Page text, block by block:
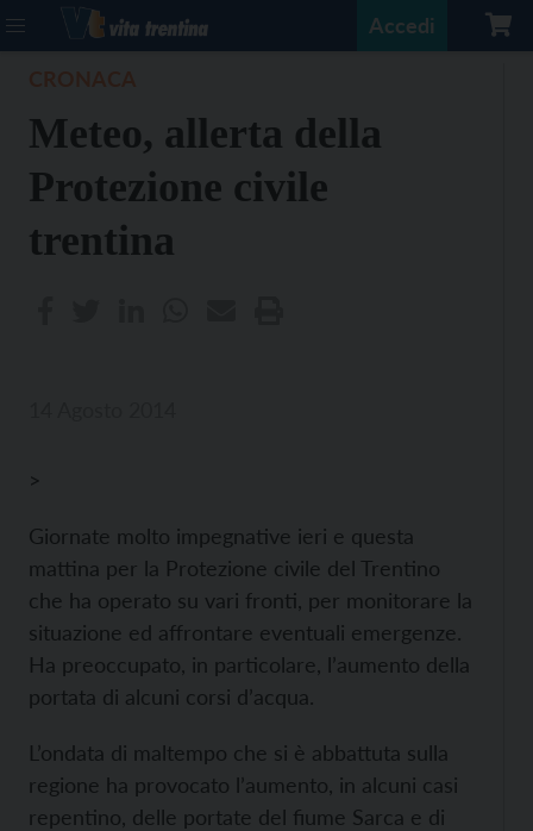
Accedi
Meteo, allerta della
Protezione civile
trentina
>
Giornate molto impegnative ieri e questa
mattina per la Protezione civile del Trentino
che ha operato su vari fronti, per monitorare la
situazione ed affrontare eventuali emergenze.
Ha preoccupato, in particolare, l’aumento della
portata di alcuni corsi d’acqua.
L’ondata di maltempo che si è abbattuta sulla
regione ha provocato l’aumento, in alcuni casi
repentino, delle portate del fiume Sarca e di